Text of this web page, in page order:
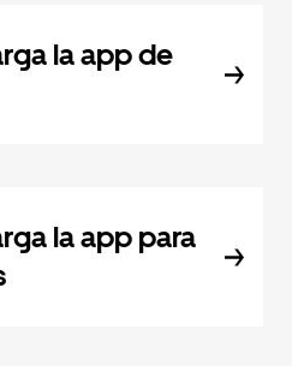
la app de
la app para